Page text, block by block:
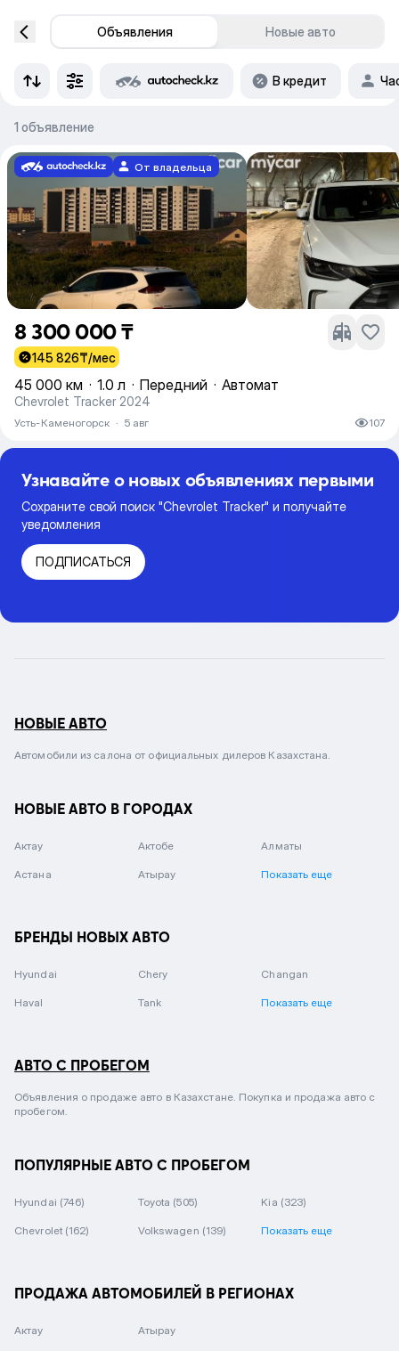
Объявления Новые авто
В кредит
1 объявление
От владельца
8 300 000 ₸
145 826₸/мес
45 000 км · 1.0 л · Передний · Автомат
Chevrolet Tracker 2024
Усть-Каменогорск · 5 авг 107
Узнавайте о новых объявлениях первыми
Сохраните свой поиск "Chevrolet Tracker" и получайте
уведомления
ПОДПИСАТЬСЯ
НОВЫЕ АВТО
Автомобили из салона от официальных дилеров Казахстана.
НОВЫЕ АВТО В ГОРОДАХ
Актау Актобе Алматы
Астана Атырау Показать еще
БРЕНДЫ НОВЫХ АВТО
Hyundai Chery Changan
Haval Tank Показать еще
АВТО С ПРОБЕГОМ
Объявления о продаже авто в Казахстане. Покупка и продажа авто с
пробегом.
ПОПУЛЯРНЫЕ АВТО С ПРОБЕГОМ
Hyundai (746) Toyota (505) Kia (323)
Chevrolet (162) Volkswagen (139) Показать еще
ПРОДАЖА АВТОМОБИЛЕЙ В РЕГИОНАХ
Актау Атырау